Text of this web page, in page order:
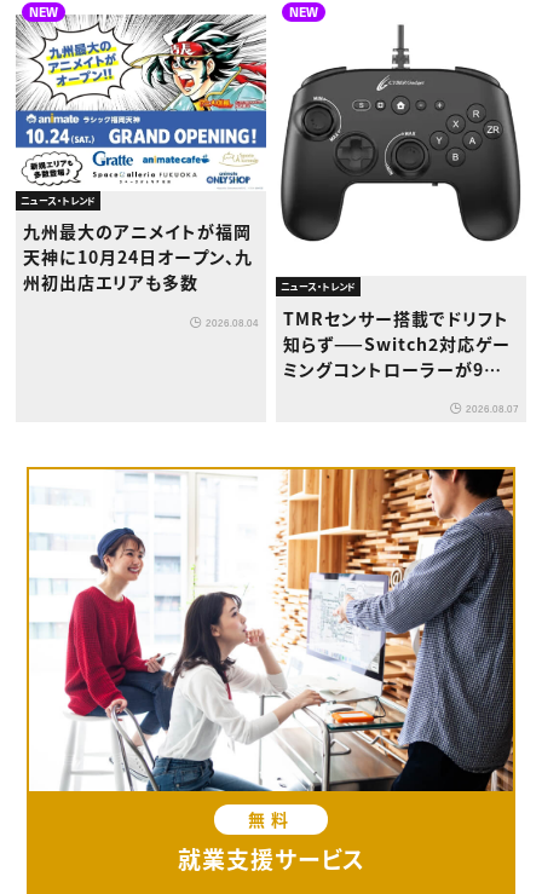
NEW
ニュース・トレンド
九州最大のアニメイトが福岡
天神に10月24日オープン、九
州初出店エリアも多数
2026.08.04
NEW
ニュース・トレンド
TMRセンサー搭載でドリフト
知らず——Switch2対応ゲー
ミングコントローラーが9月
2026.08.07
無料
就業支援サービス